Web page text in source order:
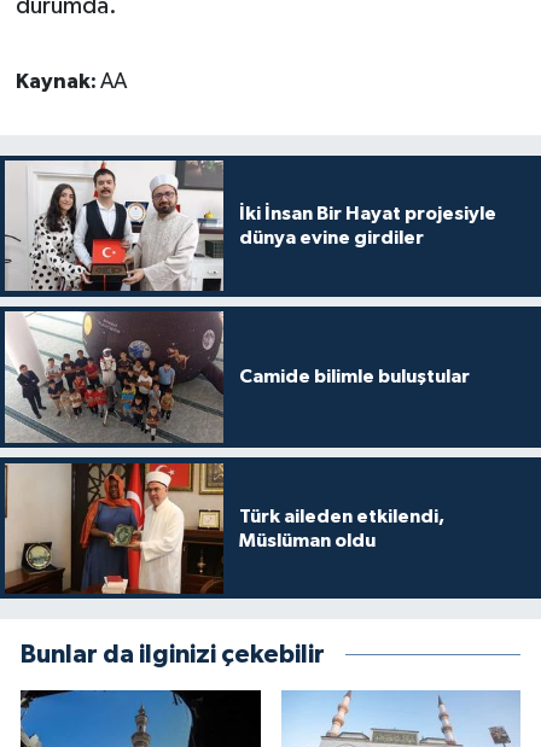
durumda.
Kaynak: AA
İki İnsan Bir Hayat projesiyle
dünya evine girdiler
Camide bilimle buluştular
Türk aileden etkilendi,
Müslüman oldu
Bunlar da ilginizi çekebilir
Erzurum Müftülüğü
Giresun Müftülüğü
Gümüşhane Müftülüğü
Hakkari Müftülüğü
Hatay Müftülüğü
Iğdır Müftülüğü
Isparta Müftülüğü
İstanbul Müftülüğü
Karabük Müftülüğü